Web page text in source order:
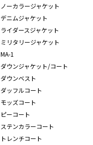
ノーカラージャケット
デニムジャケット
ライダースジャケット
ミリタリージャケット
MA-1
ダウンジャケット/コート
ダウンベスト
ダッフルコート
モッズコート
ピーコート
ステンカラーコート
トレンチコート